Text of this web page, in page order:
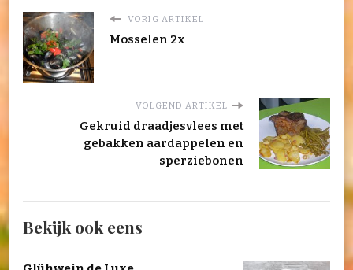
VORIG ARTIKEL
Mosselen 2x
VOLGEND ARTIKEL
Gekruid draadjesvlees met
gebakken aardappelen en
sperziebonen
Bekijk ook eens